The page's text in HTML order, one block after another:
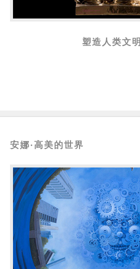
塑造人类文明
安娜·高美的世界